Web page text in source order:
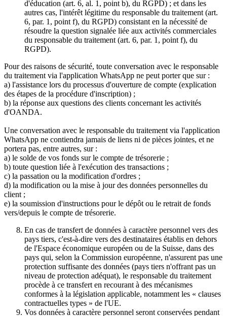
d'éducation (art. 6, al. 1, point b), du RGPD) ; et dans les
autres cas, l'intérêt légitime du responsable du traitement (art.
6, par. 1, point f), du RGPD) consistant en la nécessité de
résoudre la question signalée liée aux activités commerciales
du responsable du traitement (art. 6, par. 1, point f), du
RGPD).
Pour des raisons de sécurité, toute conversation avec le responsable
du traitement via l'application WhatsApp ne peut porter que sur :
a) l'assistance lors du processus d'ouverture de compte (explication
des étapes de la procédure d'inscription) ;
b) la réponse aux questions des clients concernant les activités
d'OANDA.
Une conversation avec le responsable du traitement via l'application
WhatsApp ne contiendra jamais de liens ni de pièces jointes, et ne
portera pas, entre autres, sur :
a) le solde de vos fonds sur le compte de trésorerie ;
b) toute question liée à l'exécution des transactions ;
c) la passation ou la modification d'ordres ;
d) la modification ou la mise à jour des données personnelles du
client ;
e) la soumission d'instructions pour le dépôt ou le retrait de fonds
vers/depuis le compte de trésorerie.
En cas de transfert de données à caractère personnel vers des
pays tiers, c'est-à-dire vers des destinataires établis en dehors
de l'Espace économique européen ou de la Suisse, dans des
pays qui, selon la Commission européenne, n'assurent pas une
protection suffisante des données (pays tiers n'offrant pas un
niveau de protection adéquat), le responsable du traitement
procède à ce transfert en recourant à des mécanismes
conformes à la législation applicable, notamment les « clauses
contractuelles types » de l'UE.
Vos données à caractère personnel seront conservées pendant